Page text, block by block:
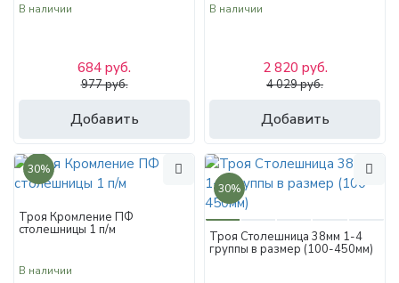
В наличии
Добавить
684 руб.
977 руб.
В наличии
Добавить
2 820 руб.
4 029 руб.
30%
Троя Кромление ПФ
столешницы 1 п/м
В наличии
30%
Троя Столешница 38мм 1-4
группы в размер (100-450мм)